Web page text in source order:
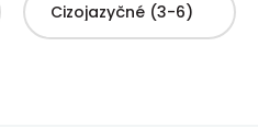
Cizojazyčné (3-6)